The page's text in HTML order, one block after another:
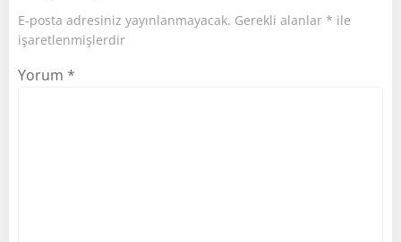
E-posta adresiniz yayınlanmayacak. Gerekli alanlar * ile
işaretlenmişlerdir
Yorum *